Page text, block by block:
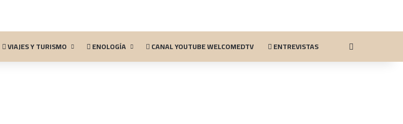
VIAJES Y TURISMO ENOLOGÍA CANAL YOUTUBE WELCOMEDTV ENTREVISTAS